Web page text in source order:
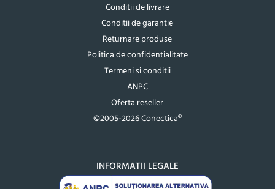
Conditii de livrare
Conditii de garantie
Returnare produse
Politica de confidentialitate
Termeni si conditii
ANPC
Oferta reseller
©2005-2026 Conectica®
INFORMATII LEGALE